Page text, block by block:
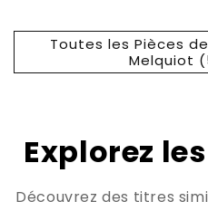
Toutes les Pièces
Melquiot
Explorez
Découvrez des titres